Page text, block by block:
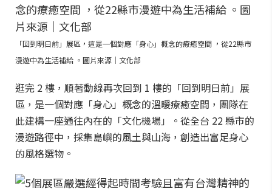
「回到明日前」展區，這是一個對應「身心」概念的療癒空間 ，從22縣市
漫遊中為生活補給 。圖片來源｜文化部
逛完 2 樓，順著動線再次回到 1 樓的「回到明日前」展
區，是一個對應「身心」概念的溫暖療癒空間，團隊在
此建構一座通往內在的「文化機場」。從全台 22 縣市的
漫遊路徑中，採集島嶼的風土與山海，創造出富足身心
的風格選物。